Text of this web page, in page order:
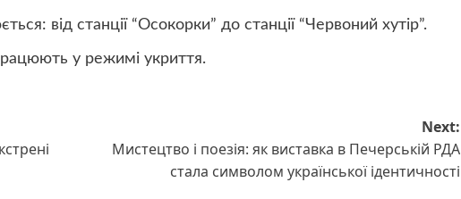
від станції “Осокорки” до станції “Червоний хутір”.
у режимі укриття.
Next:
Мистецтво і поезія: як виставка в Печерській РДА
стала символом української ідентичності